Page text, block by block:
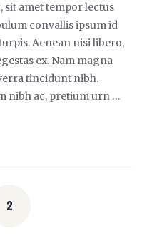
amet tempor lectus
convallis ipsum id
Aenean nisi libero,
ex. Nam magna
tincidunt nibh.
nibh ac, pretium urn …
2